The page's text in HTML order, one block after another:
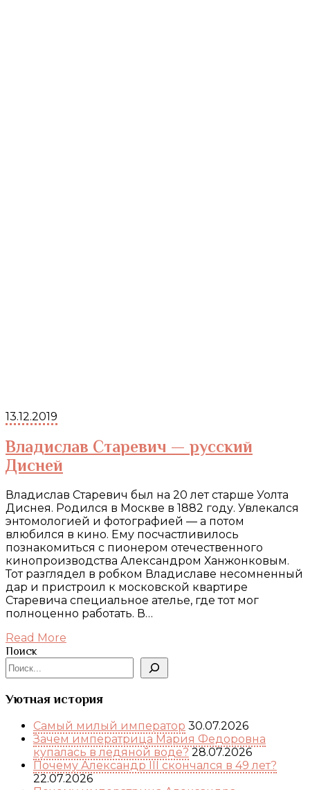
13.12.2019
Владислав Старевич — русский
Дисней
Владислав Старевич был на 20 лет старше Уолта
Диснея. Родился в Москве в 1882 году. Увлекался
энтомологией и фотографией — а потом
влюбился в кино. Ему посчастливилось
познакомиться с пионером отечественного
кинопроизводства Александром Ханжонковым.
Тот разглядел в робком Владиславе несомненный
дар и пристроил к московской квартире
Старевича специальное ателье, где тот мог
полноценно работать. В…
Read More
Поиск
Уютная история
Самый милый император 30.07.2026
Зачем императрица Мария Федоровна
купалась в ледяной воде? 28.07.2026
Почему Александр III скончался в 49 лет?
22.07.2026